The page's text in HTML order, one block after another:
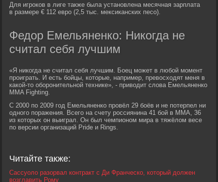
Для игроков в лиге также была установлена месячная зарплата
в размере € 112 евро (2,5 тыс. мексиканских песо).
Федор Емельяненко: Никогда не
считал себя лучшим
«Я никогда не считал себя лучшим. Боец может в любой момент
проиграть. И есть бойцы, которые, например, превосходят меня в
какой-то оборонительной технике», - приводит слова Емельяненко
MMA Fighting.
С 2000 по 2009 год Емельяненко провёл 29 боёв и не потерпел ни
одного поражения. Всего на счету россиянина 41 бой в MMA, 36
из которых он выиграл. Он был чемпионом мира в тяжёлом весе
по версии организаций Pride и Rings.
Читайте также:
Сассуоло разорвал контракт с Ди Франческо, который должен
возглавить Рому